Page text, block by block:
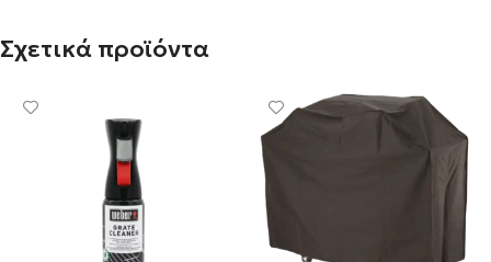
Σχετικά προϊόντα